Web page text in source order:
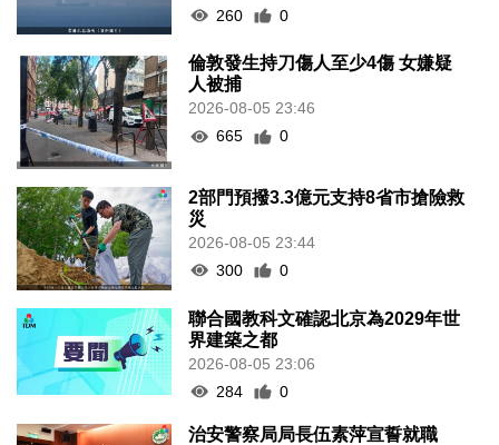
260
0
倫敦發生持刀傷人至少4傷 女嫌疑
人被捕
2026-08-05 23:46
665
0
2部門預撥3.3億元支持8省市搶險救
災
2026-08-05 23:44
300
0
聯合國教科文確認北京為2029年世
界建築之都
2026-08-05 23:06
284
0
治安警察局局長伍素萍宣誓就職